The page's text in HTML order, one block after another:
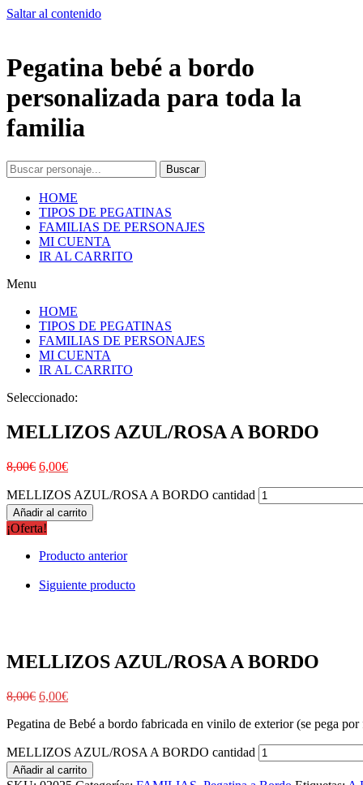
Saltar al contenido
Pegatina bebé a bordo
personalizada para toda la
familia
Buscar
HOME
TIPOS DE PEGATINAS
FAMILIAS DE PERSONAJES
MI CUENTA
IR AL CARRITO
Menu
HOME
TIPOS DE PEGATINAS
FAMILIAS DE PERSONAJES
MI CUENTA
IR AL CARRITO
Seleccionado:
MELLIZOS AZUL/ROSA A BORDO
8,00€ 6,00€
MELLIZOS AZUL/ROSA A BORDO cantidad
Añadir al carrito
¡Oferta!
Producto anterior
Siguiente producto
MELLIZOS AZUL/ROSA A BORDO
8,00€ 6,00€
Pegatina de Bebé a bordo fabricada en vinilo de exterior (se pega
MELLIZOS AZUL/ROSA A BORDO cantidad
Añadir al carrito